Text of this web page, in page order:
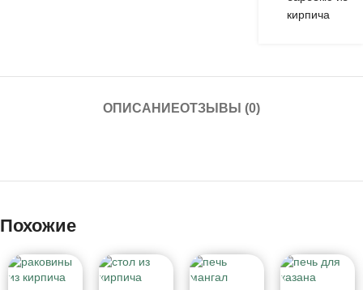
кирпича
ОПИСАНИЕОТЗЫВЫ (0)
Похожие